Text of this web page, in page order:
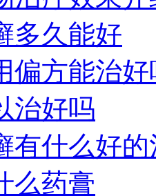
多久能好
偏方能治好
治好吗
有什么好
么药膏